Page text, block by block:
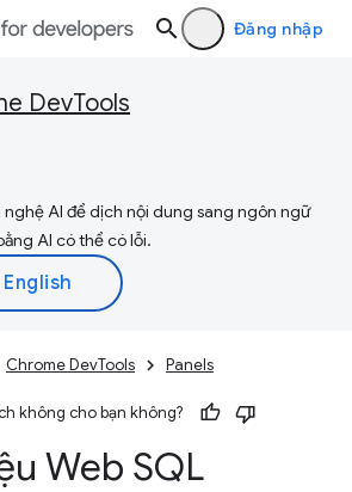
Đăng nhập
DevTools
AI để dịch nội dung sang ngôn ngữ
AI có thể có lỗi.
Chrome DevTools Panels
không cho bạn không?
Web SQL